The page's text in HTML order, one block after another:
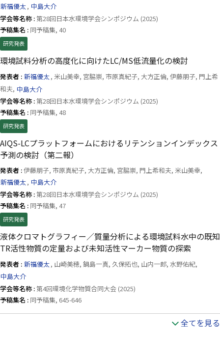
新福優太, 中島大介
学会等名称 :第28回日本水環境学会シンポジウム (2025)
予稿集名 : 同予稿集, 40
研究発表
環境試料分析の高度化に向けたLC/MS低流量化の検討
発表者 : 新福優太, 米山美幸, 宮脇崇, 市原真紀子, 大方正倫, 伊藤朋子, 門上希
和夫, 中島大介
学会等名称 :第28回日本水環境学会シンポジウム (2025)
予稿集名 : 同予稿集, 48
研究発表
AIQS-LCプラットフォームにおけるリテンションインデックス
予測の検討（第二報）
発表者 :伊藤朋子, 市原真紀子, 大方正倫, 宮脇崇, 門上希和夫, 米山美幸,
新福優太, 中島大介
学会等名称 :第28回日本水環境学会シンポジウム (2025)
予稿集名 : 同予稿集, 47
研究発表
液体クロマトグラフィー／質量分析による環境試料水中の既知
TR活性物質の定量および未知活性マーカー物質の探索
発表者 : 新福優太, 山崎美穂, 鍋島一真, 久保拓也, 山内一郎, 水野佑紀,
中島大介
学会等名称 :第4回環境化学物質合同大会 (2025)
予稿集名 : 同予稿集, 645-646
全てを見る